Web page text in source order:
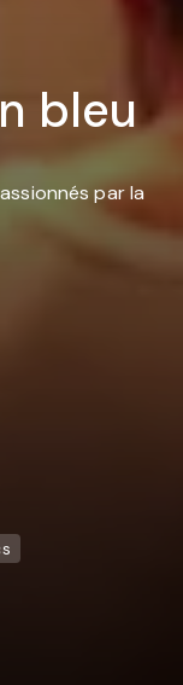
bleu
par la